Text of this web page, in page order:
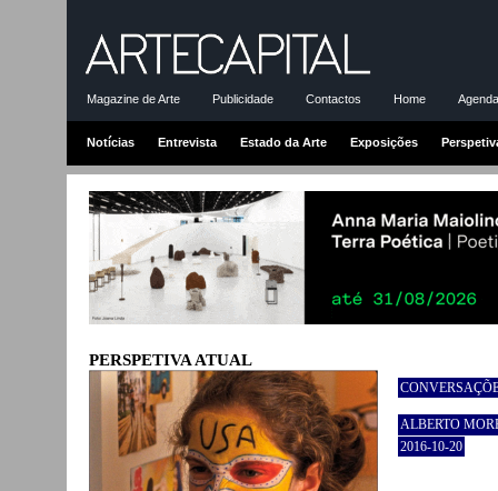
Magazine de Arte Publicidade Contactos Home
Notícias Entrevista Estado da Arte Exposições
PERSPETIVA ATUAL
ALBERTO
2016-10-20